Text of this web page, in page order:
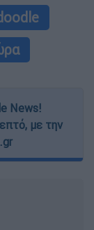
News!
με την